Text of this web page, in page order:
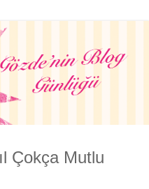
Çokça Mutlu